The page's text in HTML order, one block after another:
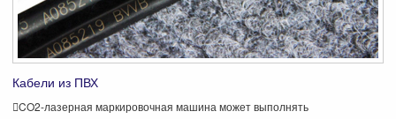
Кабели из ПВХ
CO2-лазерная маркировочная машина может выполнять